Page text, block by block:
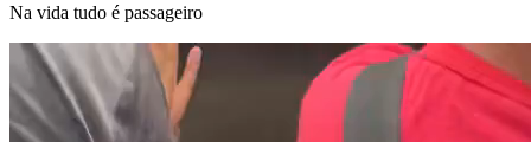
Na vida tudo é passageiro